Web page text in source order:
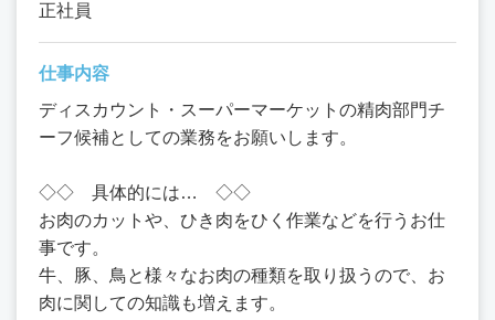
正社員
仕事内容
ディスカウント・スーパーマーケットの精肉部門チ
ーフ候補としての業務をお願いします。
◇◇ 具体的には… ◇◇
お肉のカットや、ひき肉をひく作業などを行うお仕
事です。
牛、豚、鳥と様々なお肉の種類を取り扱うので、お
肉に関しての知識も増えます。